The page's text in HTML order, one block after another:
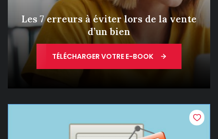
Les 7 erreurs à éviter lors de la vente
d’un bien
TÉLÉCHARGER VOTRE E-BOOK